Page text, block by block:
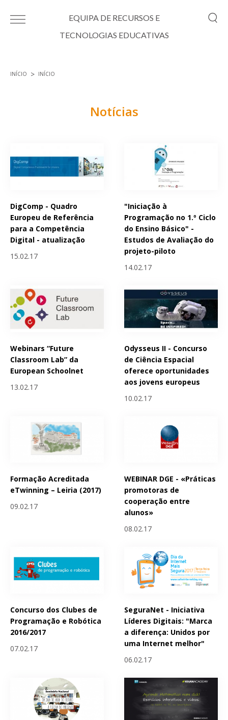
EQUIPA DE RECURSOS E
TECNOLOGIAS EDUCATIVAS
INÍCIO INÍCIO
Notícias
DigComp - Quadro
Europeu de Referência
para a Competência
Digital - atualização
15.02.17
"Iniciação à
Programação no 1.º Ciclo
do Ensino Básico" -
Estudos de Avaliação do
projeto-piloto
14.02.17
Webinars “Future
Classroom Lab” da
European Schoolnet
13.02.17
Odysseus II - Concurso
de Ciência Espacial
oferece oportunidades
aos jovens europeus
10.02.17
Formação Acreditada
eTwinning – Leiria (2017)
09.02.17
WEBINAR DGE - «Práticas
promotoras de
cooperação entre
alunos»
08.02.17
Concurso dos Clubes de
Programação e Robótica
2016/2017
07.02.17
SeguraNet - Iniciativa
Líderes Digitais: "Marca
a diferença: Unidos por
uma Internet melhor"
06.02.17
Páginas